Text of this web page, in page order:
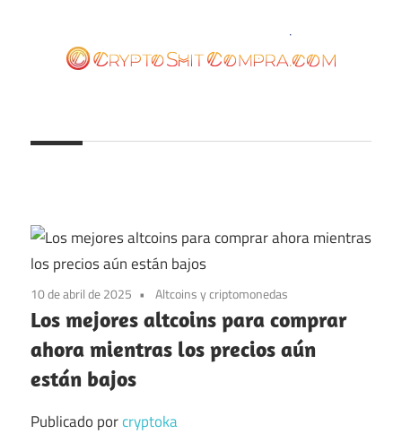
contenido
10 de abril de 2025 Altcoins y criptomonedas
Los mejores altcoins para comprar
ahora mientras los precios aún
están bajos
Publicado porcryptoka